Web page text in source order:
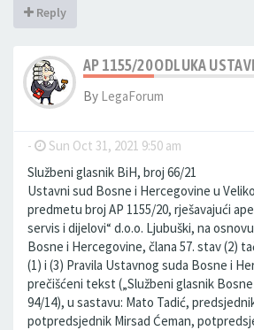
Reply
AP 1155/20 ODLUKA
By LegaForum
- Sun Oct 31, 2021 9:50 am
Službeni glasnik BiH, broj 66/21
Ustavni sud Bosne i Hercegovine u
predmetu broj AP 1155/20, rješavajući
servis i dijelovi“ d.o.o. Ljubuški, na
Bosne i Hercegovine, člana 57. stav (2)
(1) i (3) Pravila Ustavnog suda Bosne i
prečišćeni tekst („Službeni glasnik
94/14), u sastavu: Mato Tadić,
potpredsjednik Mirsad Ćeman,